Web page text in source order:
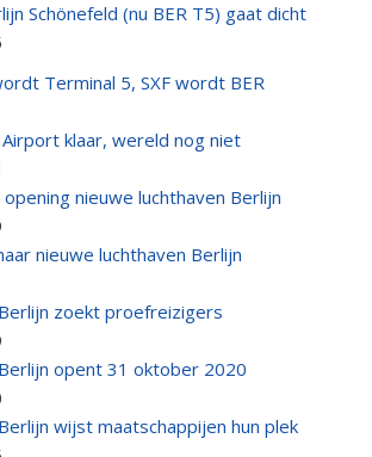
Schönefeld (nu BER T5) gaat dicht
Terminal 5, SXF wordt BER
klaar, wereld nog niet
nieuwe luchthaven Berlijn
nieuwe luchthaven Berlijn
zoekt proefreizigers
opent 31 oktober 2020
wijst maatschappijen hun plek